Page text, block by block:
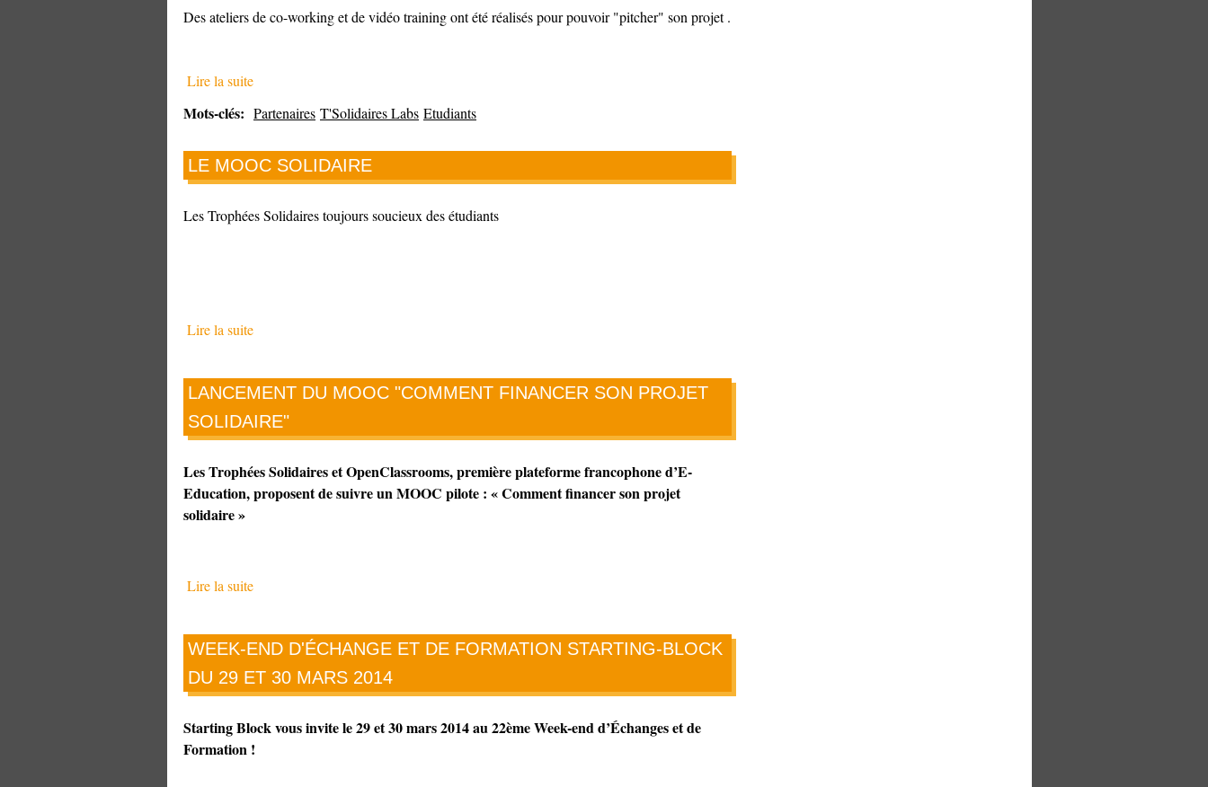
Des ateliers de co-working et de vidéo training ont été réalisés pour pouvoir "pitcher" son projet .
Lire la suite
Mots-clés: Partenaires T'Solidaires Labs Etudiants
LE MOOC SOLIDAIRE
Les Trophées Solidaires toujours soucieux des étudiants
Lire la suite
LANCEMENT DU MOOC "COMMENT FINANCER SON PROJET
SOLIDAIRE"
Les Trophées Solidaires et OpenClassrooms, première plateforme francophone d’E-
Education, proposent de suivre un MOOC pilote : « Comment financer son projet
solidaire »
Lire la suite
WEEK-END D'ÉCHANGE ET DE FORMATION STARTING-BLOCK
DU 29 ET 30 MARS 2014
Starting Block vous invite le29 et 30 mars 2014au 22ème Week-end d’Échanges et de
Formation !